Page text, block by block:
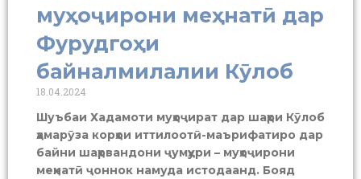
муҳоҷирони меҳнатӣ дар
Фурудгоҳи
байналмилалии Кӯлоб
18.04.2024
Шуъбаи Хадамоти муҳоҷират дар шаҳри Кӯлоб
ҳамарӯза корҳои иттилоотӣ-маърифатиро дар
байни шаҳрвандони ҷумҳури – муҳоҷирони
меҳнатӣ ҷоннок намуда истодаанд. Бояд